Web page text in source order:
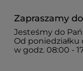
Zapraszamy
Jesteśmy do
Od poniedziałku
w godz. 08:00 -